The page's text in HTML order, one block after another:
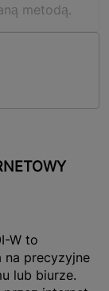
metodą.
W to
na precyzyjne
lub biurze.